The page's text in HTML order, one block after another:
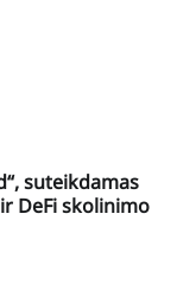
suteikdamas
DeFi skolinimo